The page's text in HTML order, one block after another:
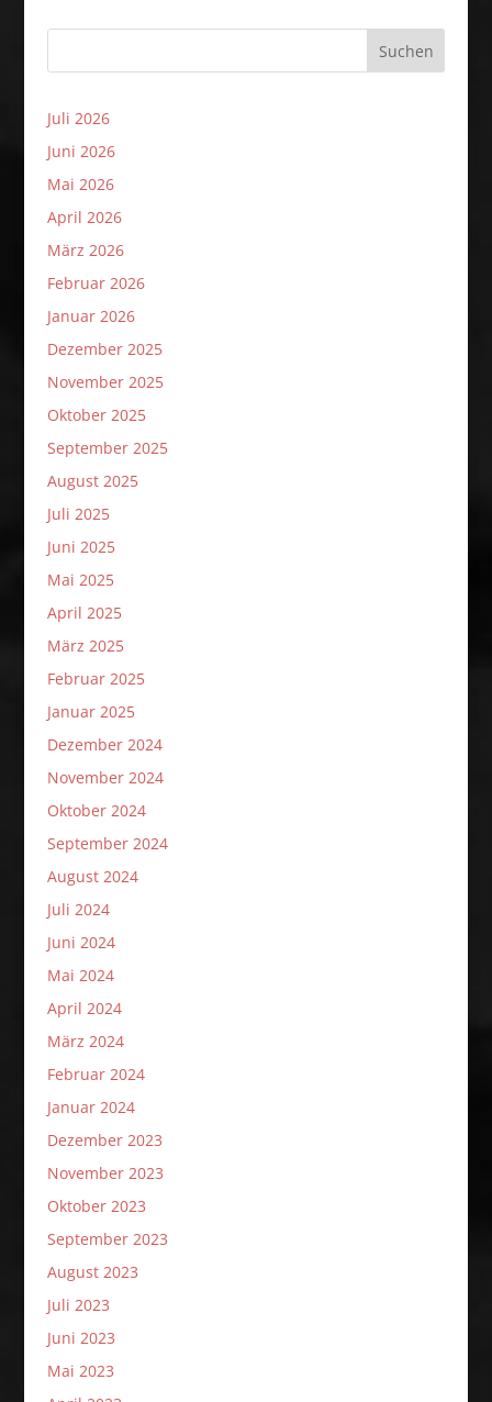
Suchen
Juli 2026
Juni 2026
Mai 2026
April 2026
März 2026
Februar 2026
Januar 2026
Dezember 2025
November 2025
Oktober 2025
September 2025
August 2025
Juli 2025
Juni 2025
Mai 2025
April 2025
März 2025
Februar 2025
Januar 2025
Dezember 2024
November 2024
Oktober 2024
September 2024
August 2024
Juli 2024
Juni 2024
Mai 2024
April 2024
März 2024
Februar 2024
Januar 2024
Dezember 2023
November 2023
Oktober 2023
September 2023
August 2023
Juli 2023
Juni 2023
Mai 2023